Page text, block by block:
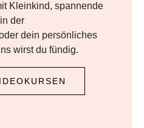
Kleinkind, spannende
der
dein persönliches
wirst du fündig.